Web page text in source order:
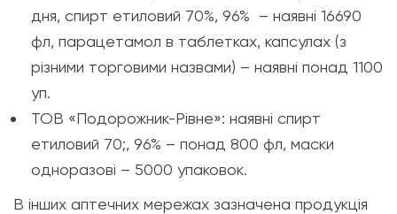
дня, спирт етиловий 70%, 96% – наявні 16690
фл, парацетамол в таблетках, капсулах (з
різними торговими назвами) – наявні понад 1100
уп.
ТОВ «Подорожник-Рівне»: наявні спирт
етиловий 70;, 96% – понад 800 фл, маски
одноразові – 5000 упаковок.
В інших аптечних мережах зазначена продукція